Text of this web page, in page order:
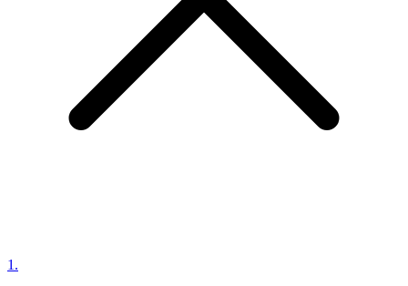
1 .